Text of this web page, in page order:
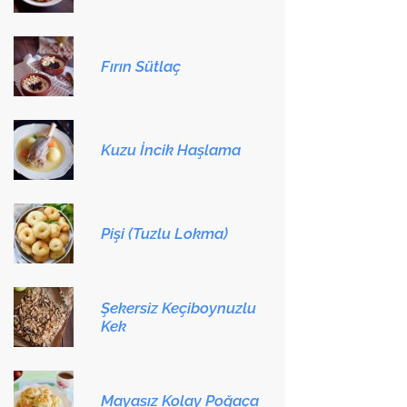
Fırın Sütlaç
Kuzu İncik Haşlama
Pişi (Tuzlu Lokma)
Şekersiz Keçiboynuzlu
Kek
Mayasız Kolay Poğaça